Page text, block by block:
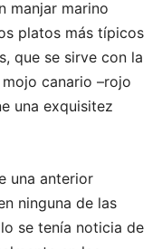
manjar marino
platos más típicos
que se sirve con la
canario –rojo
una exquisitez
una anterior
ninguna de las
se tenía noticia de